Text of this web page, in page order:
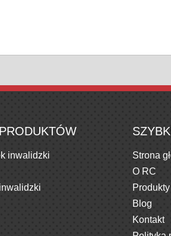
inwalidzki
Strona
O RC
Produkty
Blog
Kontakt